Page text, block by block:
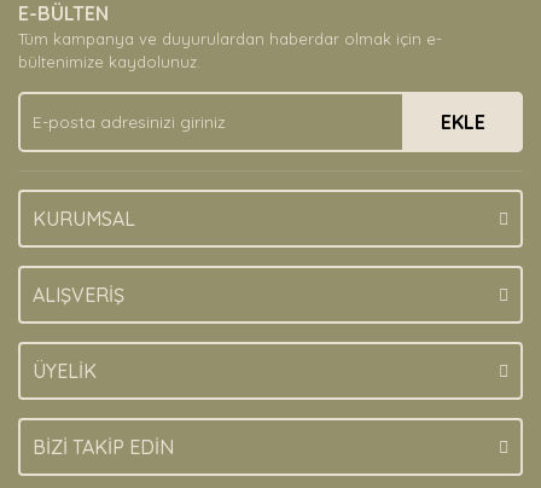
Ürün açıklamasında eksik bilgiler bulunuyor.
Ürün bilgilerinde hatalar bulunuyor.
Ürün fiyatı diğer sitelerden daha pahalı.
Bu ürüne benzer farklı alternatifler olmalı.
E-BÜLTEN
Tüm kampanya ve duyurulardan haberdar olmak için e-
bültenimize kaydolunuz.
EKLE
KURUMSAL
ALIŞVERİŞ
ÜYELİK
BİZİ TAKİP EDİN